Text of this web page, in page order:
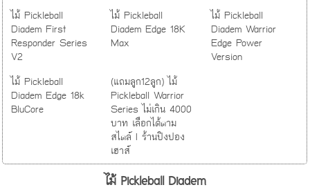
ไม้ Pickleball
Diadem First
Responder Series
V2
ไม้ Pickleball
Diadem Edge 18K
Max
ไม้ Pickleball
Diadem Warrior
Edge Power
Version
ไม้ Pickleball
Diadem Edge 18k
BluCore
(แถมลูก12ลูก) ไม้
Pickleball Warrior
Series ไม่เกิน 4000
บาท เลือกได้ตาม
สไตล์ I ร้านปิงปอง
เฮาส์
ไม้ Pickleball Diadem